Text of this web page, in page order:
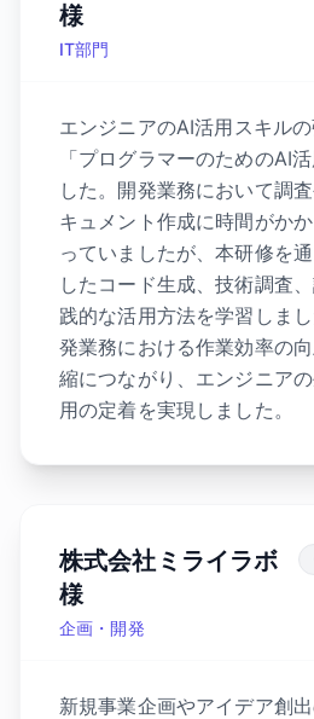
様
IT部門
エンジニアのAI活用スキル
「プログラマーのためのAI
した。開発業務において調
キュメント作成に時間がか
っていましたが、本研修を
したコード生成、技術調査
践的な活用方法を学習しま
発業務における作業効率の
縮につながり、エンジニア
用の定着を実現しました。
株式会社ミライラボ
様
企画・開発
新規事業企画やアイデア創